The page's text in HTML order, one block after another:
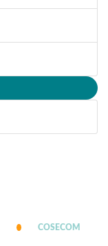
COSECOM